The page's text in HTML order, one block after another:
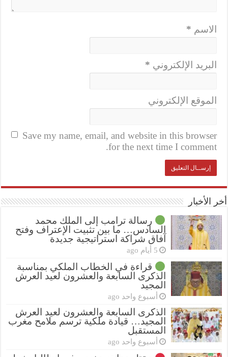
الاسم *
البريد الإلكتروني *
الموقع الإلكتروني
Save my name, email, and website in this browser
for the next time I comment.
أخر الأخبار
رسالة ترامب إلى الملك محمد
السادس… ما بين تثبيت الإعتراف وفتح
آفاق شراكة استراتيجية جديدة
5 أيام ago
قراءة في الخطاب الملكي بمناسبة
الذكرى السابعة والعشرون لعيد العرش
المجيد
أسبوع واحد ago
الذكرى السابعة والعشرون لعيد العرش
المجيد… قيادة ملكية ترسم ملامح مغرب
المستقبل
أسبوع واحد ago